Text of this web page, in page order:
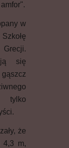
w
się
tylko
że
4,3 m,